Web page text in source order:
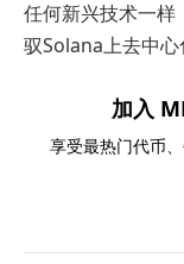
任何新兴技术一样
驭Solana上去中心
加入
享受最热门代币